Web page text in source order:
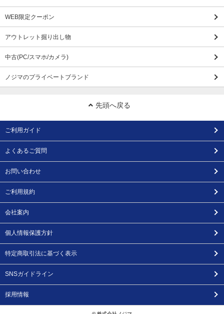
WEB限定クーポン
アウトレット掘り出し物
中古(PC/スマホ/カメラ)
ノジマのプライベートブランド
先頭へ戻る
ご利用ガイド
よくあるご質問
お問い合わせ
ご利用規約
会社案内
個人情報保護方針
特定商取引法に基づく表示
SNSガイドライン
採用情報